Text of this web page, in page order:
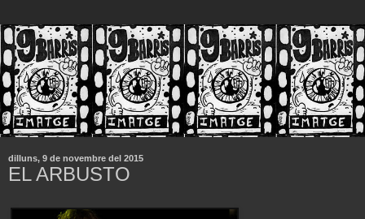
dilluns, 9 de novembre del 2015
EL ARBUSTO